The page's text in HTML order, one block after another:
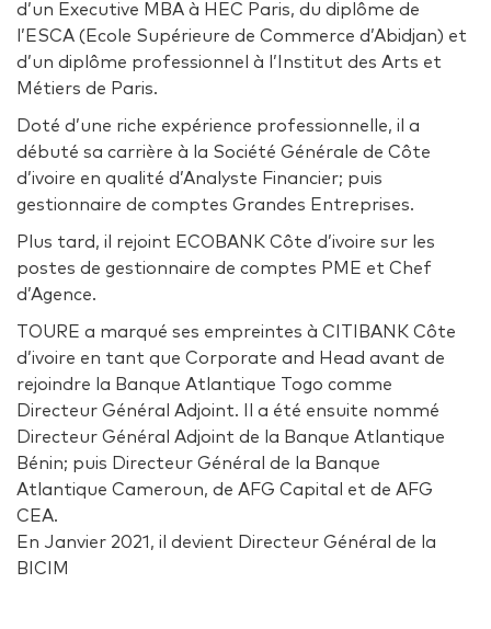
d’un Executive MBA à HEC Paris, du diplôme de
l’ESCA (Ecole Supérieure de Commerce d’Abidjan) et
d’un diplôme professionnel à l’Institut des Arts et
Métiers de Paris.
Doté d’une riche expérience professionnelle, il a
débuté sa carrière à la Société Générale de Côte
d’ivoire en qualité d’Analyste Financier; puis
gestionnaire de comptes Grandes Entreprises.
Plus tard, il rejoint ECOBANK Côte d’ivoire sur les
postes de gestionnaire de comptes PME et Chef
d’Agence.
TOURE a marqué ses empreintes à CITIBANK Côte
d’ivoire en tant que Corporate and Head avant de
rejoindre la Banque Atlantique Togo comme
Directeur Général Adjoint. Il a été ensuite nommé
Directeur Général Adjoint de la Banque Atlantique
Bénin; puis Directeur Général de la Banque
Atlantique Cameroun, de AFG Capital et de AFG
CEA.
En Janvier 2021, il devient Directeur Général de la
BICIM